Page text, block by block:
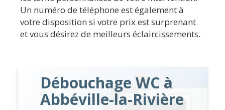
Un numéro de téléphone est également à
votre disposition si votre prix est surprenant
et vous désirez de meilleurs éclaircissements.
Débouchage WC à
Abbéville-la-Rivière